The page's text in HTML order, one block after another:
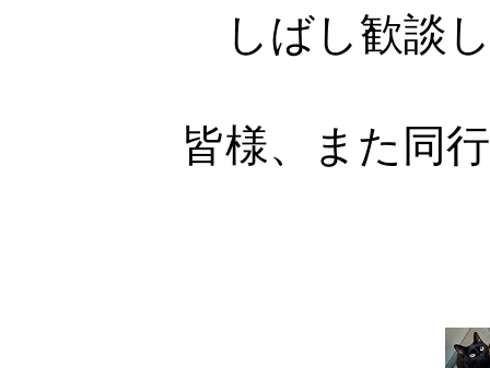
しばし歓談
皆様、また同